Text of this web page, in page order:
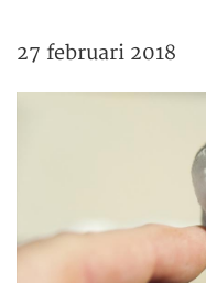
27 februari 2018